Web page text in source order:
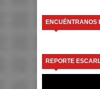
ENCUÉNTRANOS
REPORTE